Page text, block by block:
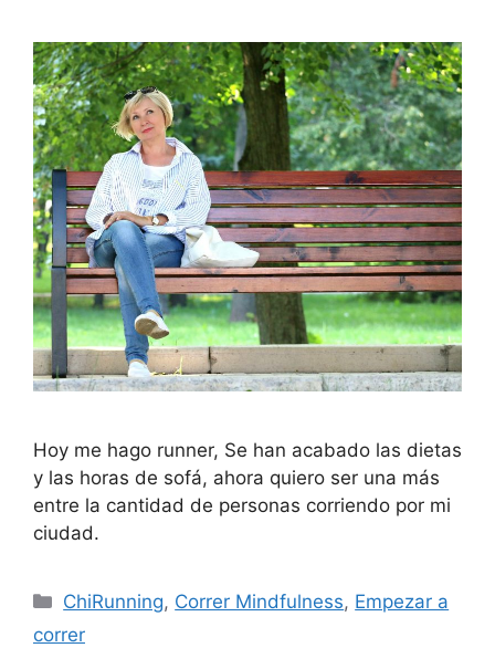
Hoy me hago runner, Se han acabado las dietas
y las horas de sofá, ahora quiero ser una más
entre la cantidad de personas corriendo por mi
ciudad.
ChiRunning, Correr Mindfulness, Empezar a
correr